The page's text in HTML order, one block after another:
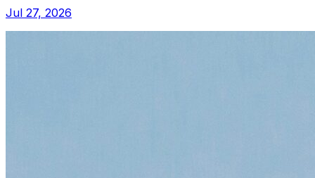
Jul 27, 2026